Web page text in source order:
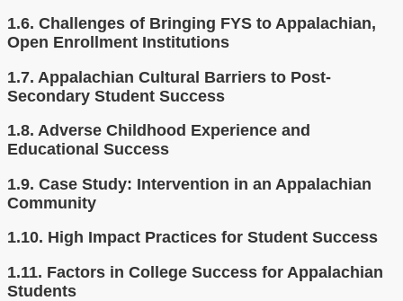
1.6. Challenges of Bringing FYS to Appalachian,
Open Enrollment Institutions
1.7. Appalachian Cultural Barriers to Post-
Secondary Student Success
1.8. Adverse Childhood Experience and
Educational Success
1.9. Case Study: Intervention in an Appalachian
Community
1.10. High Impact Practices for Student Success
1.11. Factors in College Success for Appalachian
Students